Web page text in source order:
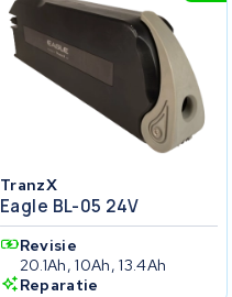
TranzX
Eagle BL-05 24V
Revisie
20.1Ah, 10Ah, 13.4Ah
Reparatie